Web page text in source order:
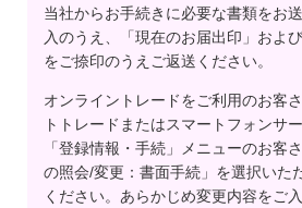
当社からお手続きに必要な書類をお
入のうえ、「現在のお届出印」およ
をご捺印のうえご返送ください。
オンライントレードをご利用のお客
トトレードまたはスマートフォンサ
「登録情報・手続」メニューのお客
の照会/変更：書面手続」を選択いた
ください。あらかじめ変更内容をご